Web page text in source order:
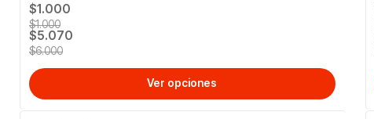
$1.000
$1.000
$5.070
$6.000
Ver opciones